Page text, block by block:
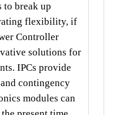
break up
flexibility, if
Controller
solutions for
IPCs provide
contingency
modules can